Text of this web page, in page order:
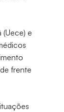
e
frente